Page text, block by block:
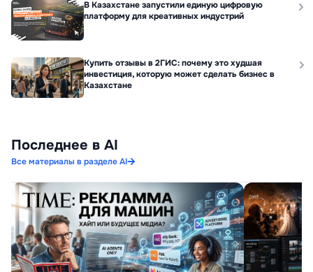
В Казахстане запустили единую цифровую
платформу для креативных индустрий
Купить отзывы в 2ГИС: почему это худшая
инвестиция, которую может сделать бизнес в
Казахстане
Последнее в AI
Все материалы в разделе AI